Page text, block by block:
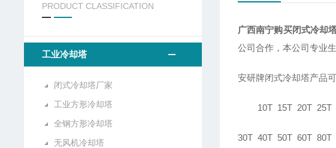
PRODUCT CLASSIFICATION
工业冷却塔
闭式冷却塔厂家
工业方形冷却塔
全钢方形冷却塔
无风机冷却塔
广西南宁购买闭式冷却
公司合作，本公司专业
安研牌闭式冷却塔产品
10T 15T 20T 25T
30T 40T 50T 60T 80T